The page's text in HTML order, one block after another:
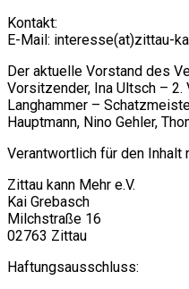
Kontakt:
E-Mail: interesse(at)zittau-
Der aktuelle Vorstand des
Vorsitzender, Ina Ultsch – 2.
Langhammer –
Hauptmann, Nino Gehler,
Verantwortlich für den Inhalt
Zittau kann Mehr e.V.
Kai Grebasch
Milchstraße 16
02763 Zittau
Haftungsausschluss: